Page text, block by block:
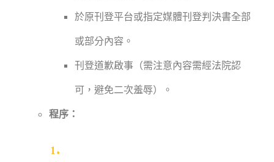
於原刊登平台或指定媒體刊登判決書全部
或部分內容。
刊登道歉啟事（需注意內容需經法院認
可，避免二次羞辱）。
程序：